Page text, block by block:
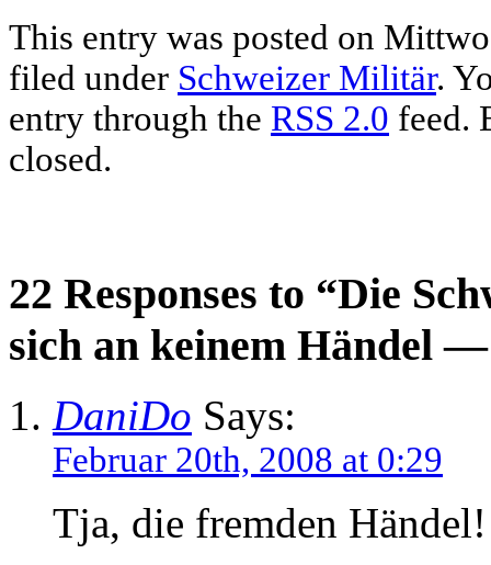
This entry was posted on
filed under Schweizer Militär.
entry through the RSS 2.0 feed.
closed.
22 Responses to “Die
sich an keinem Händel
DaniDo Says:
Februar 20th, 2008 at 0:29
Tja, die fremden Händel!